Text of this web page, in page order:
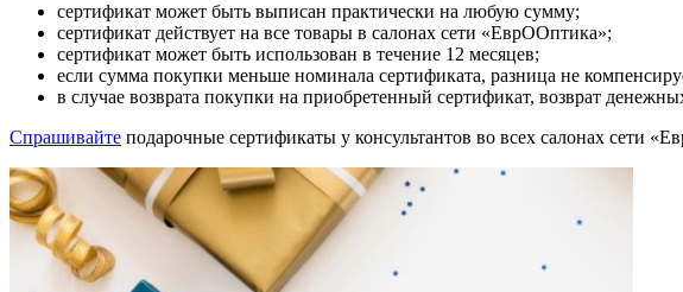
сертификат может быть выписан практически на любую сумму;
сертификат действует на все товары в салонах сети «ЕврООптика»;
сертификат может быть использован в течение 12 месяцев;
если сумма покупки меньше номинала сертификата, разница не
в случае возврата покупки на приобретенный сертификат, возврат
Спрашивайте подарочные сертификаты у консультантов во всех салонах сети